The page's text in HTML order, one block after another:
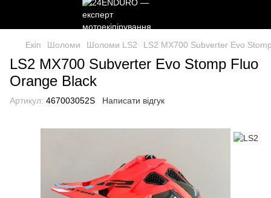
Екіп Шоломи Шоломи LS2 LS2 MX700 Subverter Evo
LS2 MX700 Subverter Evo Stomp Fluo
Orange Black
Артикул: 467003052S Написати відгук